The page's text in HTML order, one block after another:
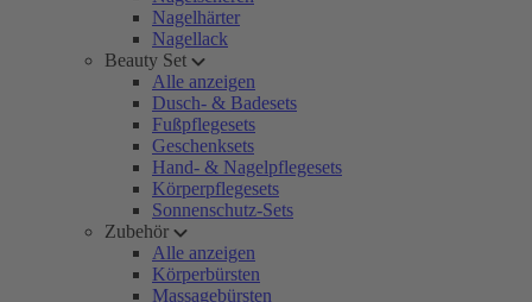
Nagelhärter
Nagellack
Beauty Set
Alle anzeigen
Dusch- & Badesets
Fußpflegesets
Geschenksets
Hand- & Nagelpflegesets
Körperpflegesets
Sonnenschutz-Sets
Zubehör
Alle anzeigen
Körperbürsten
Massagebürsten